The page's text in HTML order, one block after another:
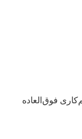
میلی‌متر را فراهم می‌کند. سرعت خم‌کاری فوق‌العاده